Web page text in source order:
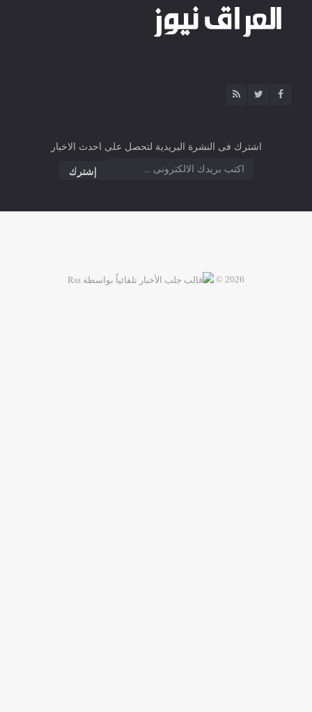
اشترك فى النشرة البريدية لتحصل على احدث الاخبار
2026 ©